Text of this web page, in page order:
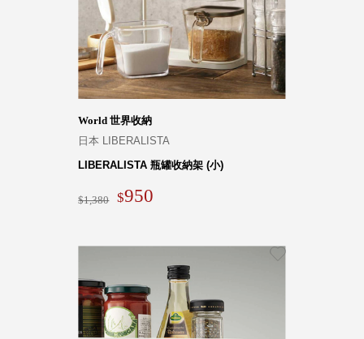
World 世界收納
日本 LIBERALISTA
LIBERALISTA 瓶罐收納架 (小)
1,380 950